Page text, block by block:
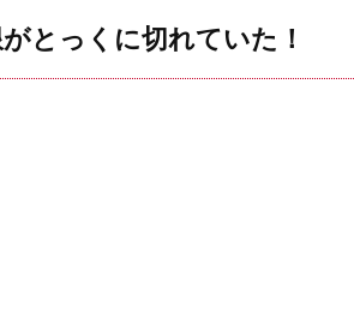
とっくに切れていた！